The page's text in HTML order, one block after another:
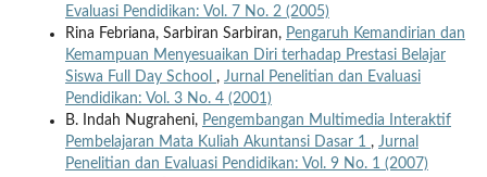
Evaluasi Pendidikan: Vol. 7 No. 2 (2005)
Rina Febriana, Sarbiran Sarbiran, Pengaruh Kemandirian dan
Kemampuan Menyesuaikan Diri terhadap Prestasi Belajar
Siswa Full Day School , Jurnal Penelitian dan Evaluasi
Pendidikan: Vol. 3 No. 4 (2001)
B. Indah Nugraheni, Pengembangan Multimedia Interaktif
Pembelajaran Mata Kuliah Akuntansi Dasar 1 , Jurnal
Penelitian dan Evaluasi Pendidikan: Vol. 9 No. 1 (2007)